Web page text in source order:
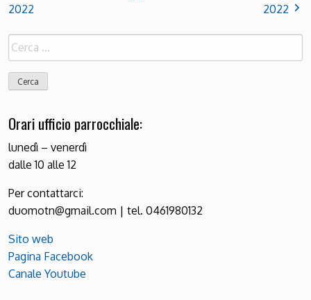
2022
2022
Ricerca
per:
Orari ufficio parrocchiale:
lunedì – venerdì
dalle 10 alle 12
Per contattarci:
duomotn@gmail.com | tel. 0461980132
Sito web
Pagina Facebook
Canale Youtube